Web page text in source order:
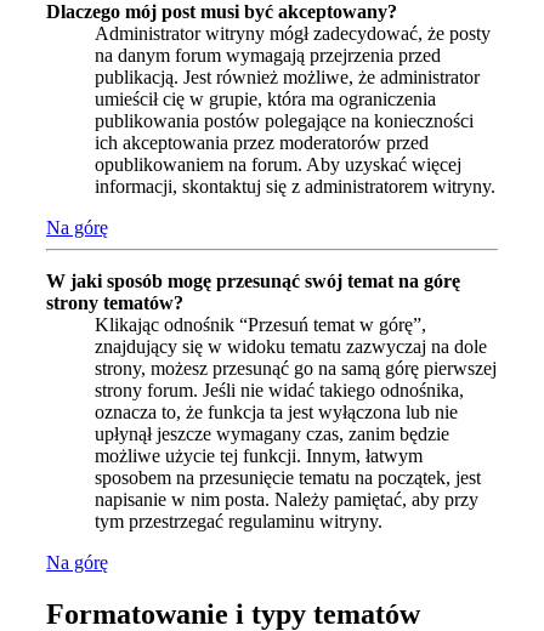
Dlaczego mój post musi być akceptowany?
Administrator witryny mógł zadecydować, że posty
na danym forum wymagają przejrzenia przed
publikacją. Jest również możliwe, że administrator
umieścił cię w grupie, która ma ograniczenia
publikowania postów polegające na konieczności
ich akceptowania przez moderatorów przed
opublikowaniem na forum. Aby uzyskać więcej
informacji, skontaktuj się z administratorem witryny.
Na górę
W jaki sposób mogę przesunąć swój temat na górę
strony tematów?
Klikając odnośnik “Przesuń temat w górę”,
znajdujący się w widoku tematu zazwyczaj na dole
strony, możesz przesunąć go na samą górę pierwszej
strony forum. Jeśli nie widać takiego odnośnika,
oznacza to, że funkcja ta jest wyłączona lub nie
upłynął jeszcze wymagany czas, zanim będzie
możliwe użycie tej funkcji. Innym, łatwym
sposobem na przesunięcie tematu na początek, jest
napisanie w nim posta. Należy pamiętać, aby przy
tym przestrzegać regulaminu witryny.
Na górę
Formatowanie i typy tematów